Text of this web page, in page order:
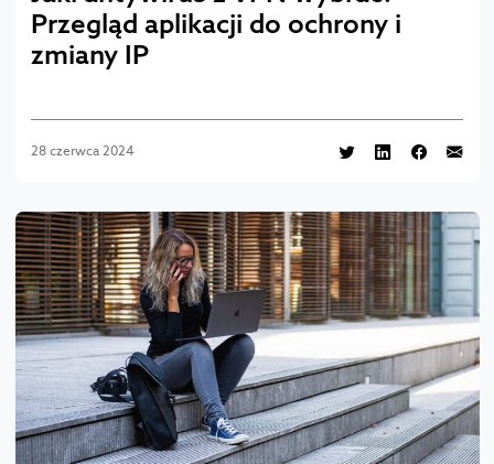
Przegląd aplikacji do ochrony i
zmiany IP
28 czerwca 2024